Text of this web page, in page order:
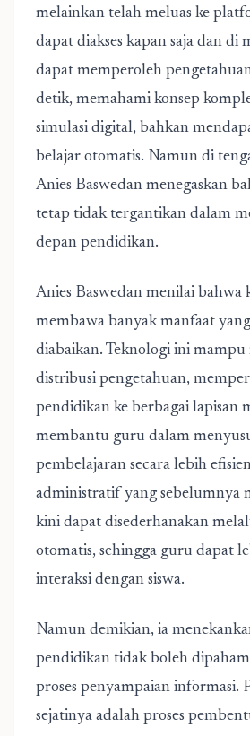
melainkan telah meluas ke
dapat diakses kapan saja dan di
dapat memperoleh
detik, memahami konsep
simulasi digital, bahkan
belajar otomatis. Namun di
Anies Baswedan menegaskan
tetap tidak tergantikan dalam
depan pendidikan.
Anies Baswedan menilai bahwa
membawa banyak manfaat
diabaikan. Teknologi ini
distribusi pengetahuan,
pendidikan ke berbagai lapisan
membantu guru dalam
pembelajaran secara lebih
administratif yang sebelumnya
kini dapat disederhanakan
otomatis, sehingga guru dapat
interaksi dengan siswa.
Namun demikian, ia
pendidikan tidak boleh
proses penyampaian informasi.
sejatinya adalah proses